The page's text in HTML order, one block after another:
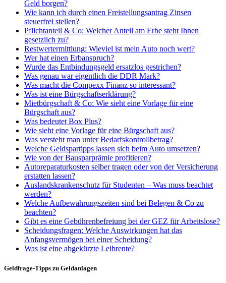
Geld borgen?
Wie kann ich durch einen Freistellungsantrag Zinsen
steuerfrei stellen?
Pflichtanteil & Co: Welcher Anteil am Erbe steht Ihnen
gesetzlich zu?
Restwertermittlung: Wieviel ist mein Auto noch wert?
Wer hat einen Erbanspruch?
Wurde das Entbindungsgeld ersatzlos gestrichen?
Was genau war eigentlich die DDR Mark?
Was macht die Compexx Finanz so interessant?
Was ist eine Bürgschaftserklärung?
Mietbürgschaft & Co: Wie sieht eine Vorlage für eine
Bürgschaft aus?
Was bedeutet Box Plus?
Wie sieht eine Vorlage für eine Bürgschaft aus?
Was versteht man unter Bedarfskontrollbetrag?
Welche Geldspartipps lassen sich beim Auto umsetzen?
Wie von der Bausparprämie profitieren?
Autoreparaturkosten selber tragen oder von der Versicherung
erstatten lassen?
Auslandskrankenschutz für Studenten – Was muss beachtet
werden?
Welche Aufbewahrungszeiten sind bei Belegen & Co zu
beachten?
Gibt es eine Gebührenbefreiung bei der GEZ für Arbeitslose?
Scheidungsfragen: Welche Auswirkungen hat das
Anfangsvermögen bei einer Scheidung?
Was ist eine abgekürzte Leibrente?
Geldfrage-Tipps zu Geldanlagen